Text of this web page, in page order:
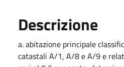
Descrizione
a. abitazione principale
catastali A/1, A/8 e A/9 e